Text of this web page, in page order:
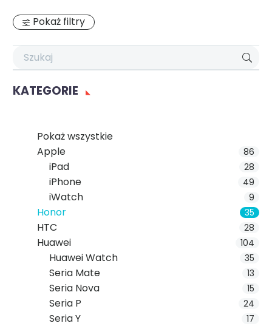
Pokaż filtry
KATEGORIE
Pokaż wszystkie
Apple
86
iPad 28
iPhone 49
iWatch 9
Honor 35
HTC 28
Huawei 104
Huawei Watch 35
Seria Mate 13
Seria Nova 15
Seria P 24
Seria Y 17